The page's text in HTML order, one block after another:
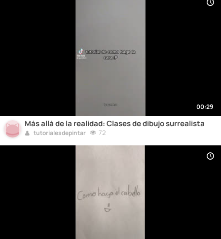
00:29
Más allá de la realidad: Clases de dibujo surrealista
tutorialesdepintar 72